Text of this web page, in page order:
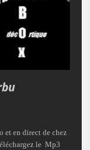
et en direct de chez
le Mp3